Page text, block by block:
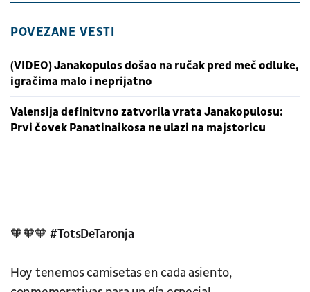
POVEZANE VESTI
(VIDEO) Janakopulos došao na ručak pred meč odluke,
igračima malo i neprijatno
Valensija definitvno zatvorila vrata Janakopulosu:
Prvi čovek Panatinaikosa ne ulazi na majstoricu
🧡🧡🧡 #TotsDeTaronja
Hoy tenemos camisetas en cada asiento,